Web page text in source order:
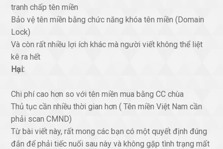
tranh chấp tên miền
Bảo vệ tên miền bằng chức năng khóa tên miền (Domain
Lock)
Và còn rất nhiều lợi ích khác mà người viết không thể liệt
kê ra hết
Hại:
Chi phí cao hơn so với tên miền mua bằng CC chùa
Thủ tục cần nhiều thời gian hơn ( Tên miền Việt Nam cần
phải scan CMND)
Từ bài viết này, rất mong các bạn có một quyết định đúng
đắn để phải tiếc nuối sau này và không gặp tình trạng mất